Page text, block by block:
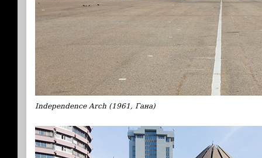
Independence Arch (1961, Гана)